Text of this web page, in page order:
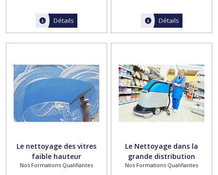
Détails Détails
Le nettoyage des vitres
faible hauteur
Nos Formations Qualifiantes
Le Nettoyage dans la
grande distribution
Nos Formations Qualifiantes